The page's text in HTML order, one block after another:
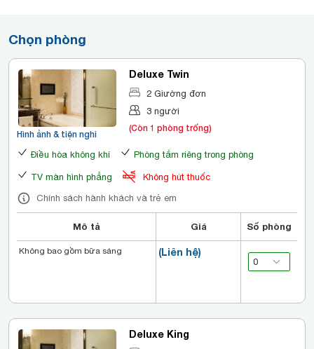
Chọn phòng
Hình ảnh & tiện nghi
Deluxe Twin
2 Giường đơn
3 người
(Còn 1 phòng trống)
Điều hòa không khí Phòng tắm riêng trong phòng
TV màn hình phẳng
Không hút thuốc
Chính sách hành khách và trẻ em
Mô tả Giá Số phòng
(Liên hệ)
Không bao gồm bữa sáng
Deluxe King